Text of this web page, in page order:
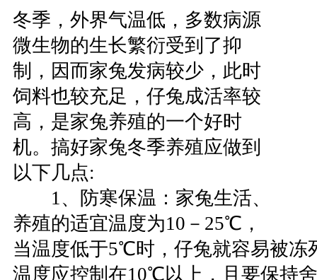
冬季，外界气温低，多数病源
微生物的生长繁衍受到了抑
制，因而家兔发病较少，此时
饲料也较充足，仔兔成活率较
高，是家兔养殖的一个好时
机。搞好家兔冬季养殖应做到
以下几点:
1、防寒保温：家兔生活、
养殖的适宜温度为10－25℃，
当温度低于5℃时，仔兔就容易被冻
温度应控制在10℃以上，且要保持